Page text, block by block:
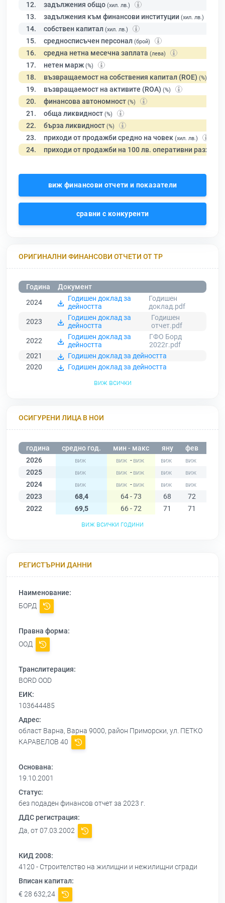
12. задължения общо (хил. лв.)
13. задължения към финансови институции (хил. лв.)
14. собствен капитал (хил. лв.)
15. средносписъчен персонал (брой)
16. средна нетна месечна заплата (лева)
17. нетен марж (%)
18. възвращаемост на собствения капитал (ROE) (%)
19. възвращаемост на активите (ROA) (%)
20. финансова автономност (%)
21. обща ликвидност (%)
22. бърза ликвидност (%)
23. приходи от продажби средно на човек (хил. лв.)
24. приходи от продажби на 100 лв. оперативни разходи
виж финансови отчети и показатели
сравни с конкуренти
ОРИГИНАЛНИ ФИНАНСОВИ ОТЧЕТИ ОТ ТР
Година
Документ
2024
Годишен доклад за
дейността
Годишен
доклад.pdf
2023
Годишен доклад за
дейността
Годишен
отчет.pdf
2022
Годишен доклад за
дейността
ГФО Борд
2022г.pdf
2021
Годишен доклад за дейността
2020
Годишен доклад за дейността
виж всички
ОСИГУРЕНИ ЛИЦА В НОИ
година средно год. мин - макс яну фев
2026
-
2025
-
2024
-
2023
68,4 64 - 73 68 72
2022
69,5 66 - 72 71 71
виж всички години
РЕГИСТЪРНИ ДАННИ
Наименование:
БОРД
Правна форма:
ООД
Транслитерация:
BORD OOD
ЕИК:
103644485
Адрес:
област Варна, Варна 9000, район Приморски, ул. ПЕТКО
КАРАВЕЛОВ 40
Основана:
19.10.2001
Статус:
без подаден финансов отчет за 2023 г.
ДДС регистрация:
Да, от 07.03.2002
КИД 2008:
4120 - Строителство на жилищни и нежилищни сгради
Вписан капитал:
€ 28 632,24